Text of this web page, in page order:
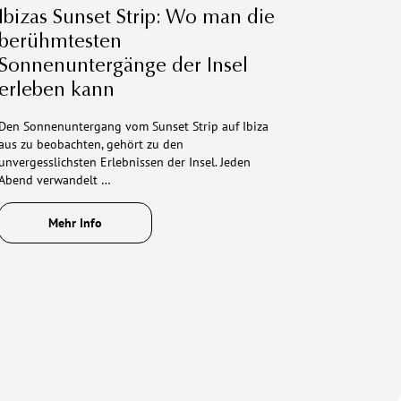
Ibizas Sunset Strip: Wo man die
berühmtesten
der Insel
erleben kann
Den Sonnenuntergang vom Sunset Strip auf Ibiza
zu beobachten, gehört zu den
unvergesslichsten Erlebnissen der Insel. Jeden
verwandelt …
Mehr Info